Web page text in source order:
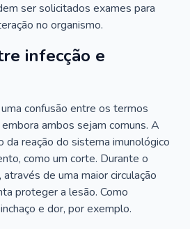
ser solicitados exames para
no organismo.
infecção e
confusão entre os termos
ambos sejam comuns. A
da reação do sistema imunológico
como um corte. Durante o
de uma maior circulação
proteger a lesão. Como
e dor, por exemplo.